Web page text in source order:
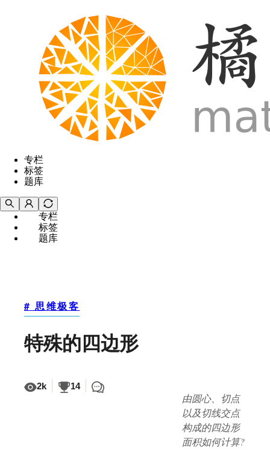
专栏
标签
题库
专栏
标签
题库
# 思维极客
特殊的四边形
2k 14
由圆心、切点
以及切线交点
构成的四边形
面积如何计算?